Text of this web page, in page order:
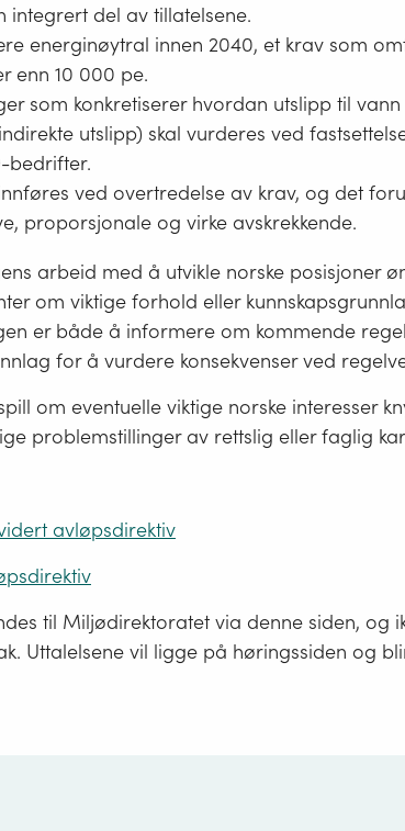
integrert del av tillatelsene.
energinøytral innen 2040, et krav som
enn 10 000 pe.
som konkretiserer hvordan utslipp til vann
utslipp) skal vurderes ved
bedrifter.
ved overtredelse av krav, og det
proporsjonale og virke avskrekkende.
arbeid med å utvikle norske posisjoner
om viktige forhold eller
er både å informere om kommende
for å vurdere konsekvenser ved
om eventuelle viktige norske interesser
problemstillinger av rettslig eller faglig
avløpsdirektiv
til Miljødirektoratet via denne siden, og
Uttalelsene vil ligge på høringssiden og